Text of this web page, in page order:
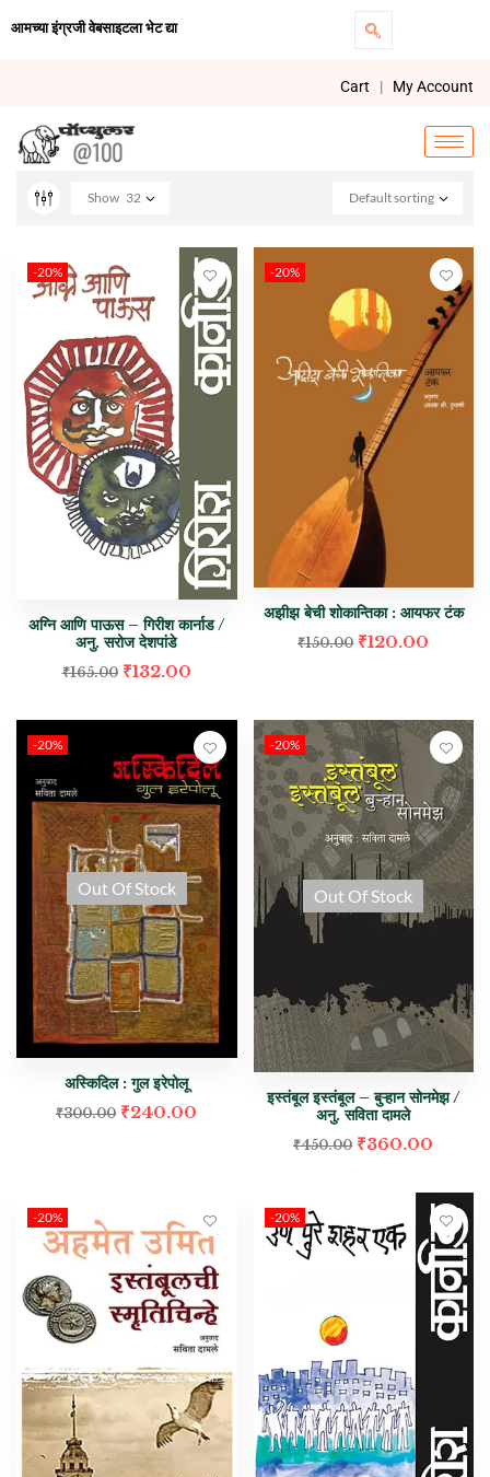
आमच्या इंग्रजी वेबसाइटला भेट द्या
Cart | My Account
Default sorting
Show 32
-20%
अग्नि आणि पाऊस – गिरीश कार्नाड /
अनु. सरोज देशपांडे
₹165.00 ₹132.00
-20%
अझीझ बेची शोकान्तिका : आयफर टंक
₹150.00 ₹120.00
-20%
Out Of Stock
अस्किदिल : गुल इरेपोलू
₹300.00 ₹240.00
-20%
Out Of Stock
इस्तंबूल इस्तंबूल – बुऱ्हान सोनमेझ /
अनु. सविता दामले
₹450.00 ₹360.00
-20% -20%